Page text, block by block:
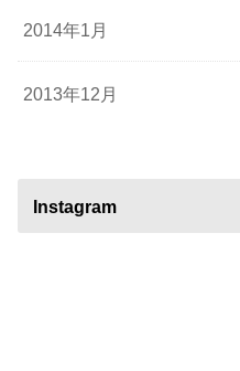
2014年1月
2013年12月
Instagram